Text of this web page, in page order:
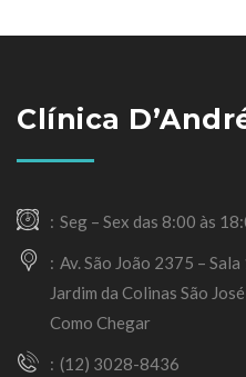
Clínica
Seg – Sex das 8:00 às
Av. São João 2375 –
Jardim da Colinas São
Como Chegar
(12) 3028-8436